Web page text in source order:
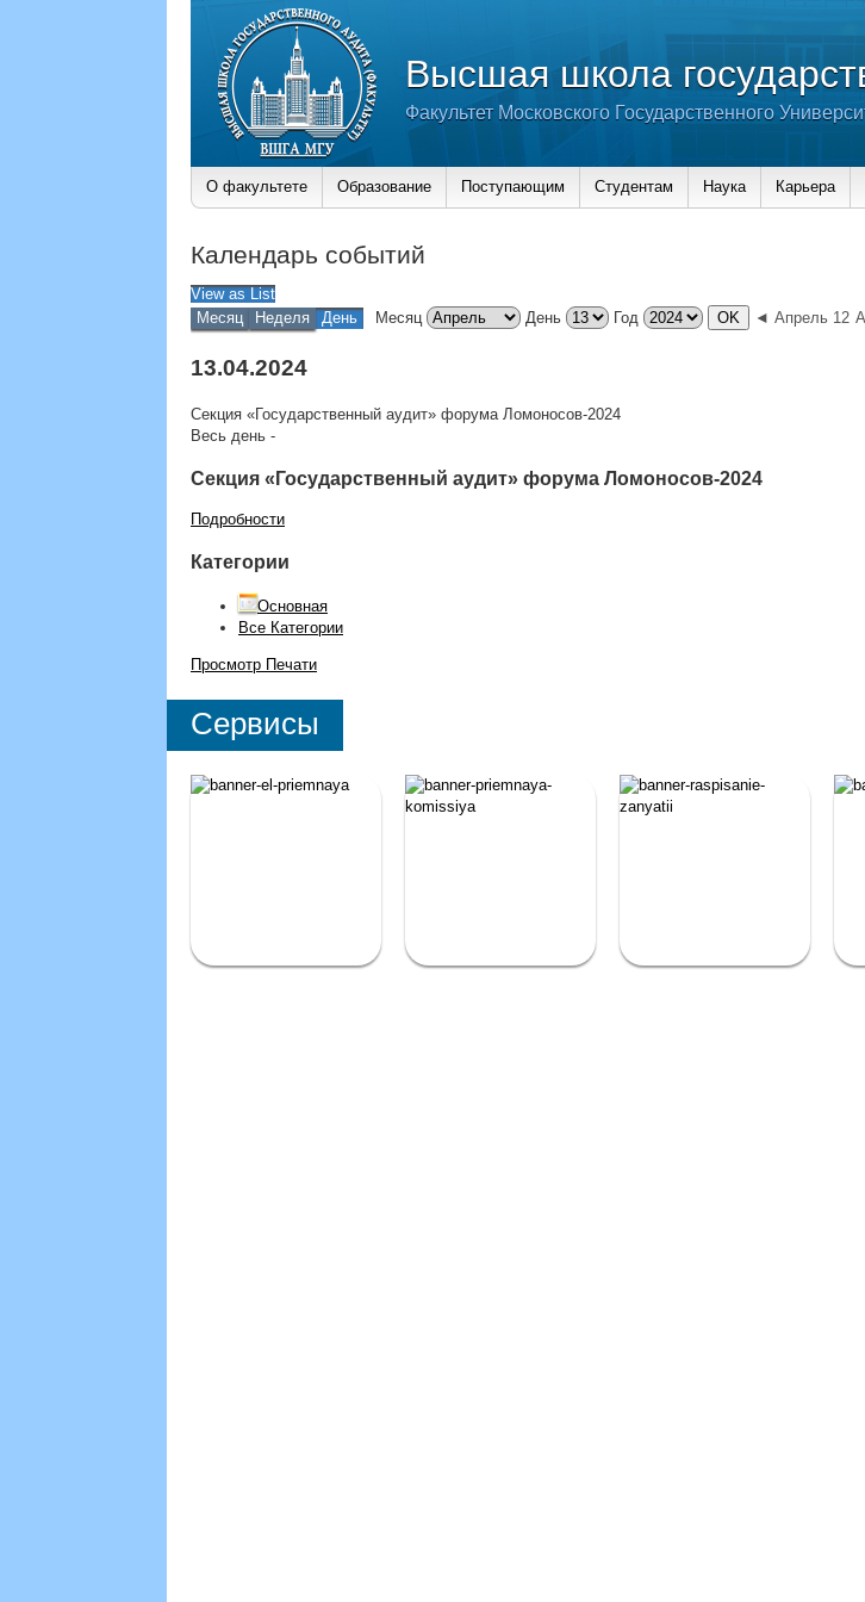
Высшая школа
Факультет Московского Государственного
О факультете Образование Поступающим Студентам Наука Карьера
Календарь событий
View asList
Месяц
Неделя День Месяц День Год ◄ Апрель 12
13.04.2024
Секция «Государственный аудит» форума Ломоносов-2024
Весь день -
Секция «Государственный аудит» форума Ломоносов-2024
Подробности
Категории
Основная
Все Категории
Просмотр Печати
Сервисы